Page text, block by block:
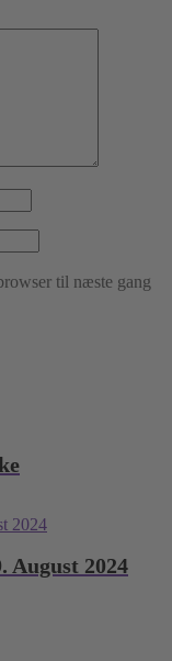
til næste gang
August 2024